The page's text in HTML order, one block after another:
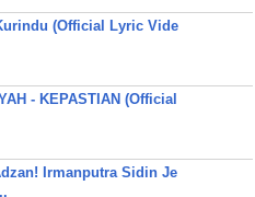
(Official Lyric Vide
- KEPASTIAN (Official
Irmanputra Sidin Je